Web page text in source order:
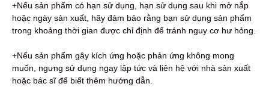
+Nếu sản phẩm có hạn sử dụng, hạn sử dụng sau khi mở nắp
hoặc ngày sản xuất, hãy đảm bảo rằng bạn sử dụng sản phẩm
trong khoảng thời gian được chỉ định để tránh nguy cơ hư hỏng.
+Nếu sản phẩm gây kích ứng hoặc phản ứng không mong
muốn, ngưng sử dụng ngay lập tức và liên hệ với nhà sản xuất
hoặc bác sĩ để biết thêm hướng dẫn.